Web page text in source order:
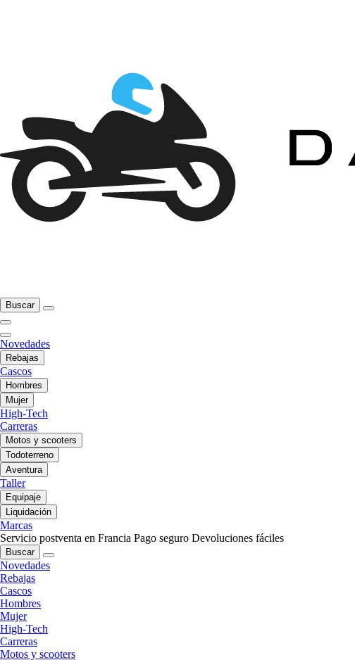
Buscar
Novedades
Rebajas
Cascos
Hombres
Mujer
High-Tech
Carreras
Motos y scooters
Todoterreno
Aventura
Taller
Equipaje
Liquidación
Marcas
Servicio postventa en Francia Pago seguro Devoluciones fáciles
Buscar
Novedades
Rebajas
Cascos
Hombres
Mujer
High-Tech
Carreras
Motos y scooters